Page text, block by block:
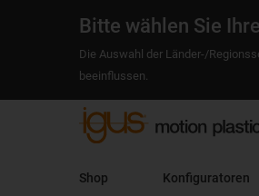
Bitte wählen Sie
Die Auswahl der Länder-/
beeinflussen.
Shop Konfiguratoren